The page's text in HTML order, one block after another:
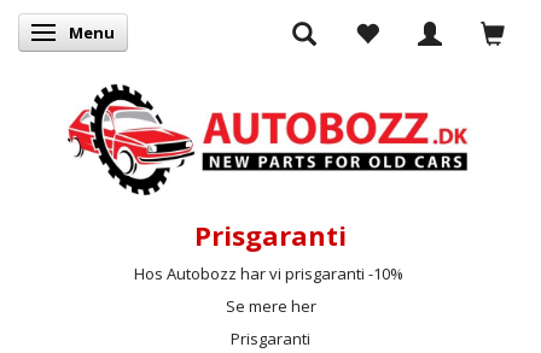
Skifte navigation
Menu
Prisgaranti
Hos Autobozz har vi prisgaranti -10%
Se mere her
Prisgaranti